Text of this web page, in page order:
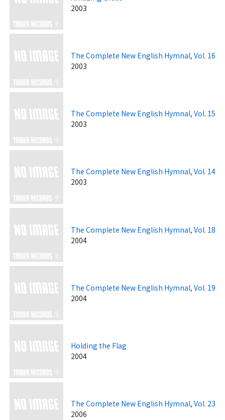
2003
The Complete New English Hymnal, Vol. 16
2003
The Complete New English Hymnal, Vol. 15
2003
The Complete New English Hymnal, Vol. 14
2003
The Complete New English Hymnal, Vol. 18
2004
The Complete New English Hymnal, Vol. 19
2004
Holding the Flag
2004
The Complete New English Hymnal, Vol. 23
2006